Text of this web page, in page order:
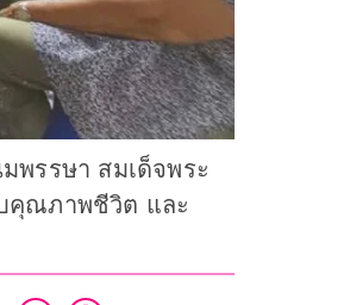
พรรษา สมเด็จพระ
คุณภาพชีวิต และ